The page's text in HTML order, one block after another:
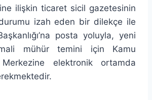
ilişkin ticaret sicil gazetesinin
izah eden bir dilekçe ile
posta yoluyla, yeni
mühür temini için Kamu
elektronik ortamda